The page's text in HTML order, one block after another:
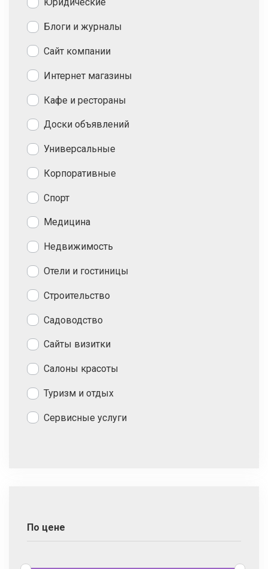
Юридические
Блоги и журналы
Сайт компании
Интернет магазины
Кафе и рестораны
Доски объявлений
Универсальные
Корпоративные
Спорт
Медицина
Недвижимость
Отели и гостиницы
Строительство
Садоводство
Сайты визитки
Салоны красоты
Туризм и отдых
Сервисные услуги
По цене